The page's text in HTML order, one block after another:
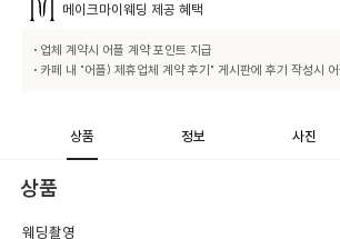
메이크마이웨딩 제공 혜택
• 업체 계약시 어플 계약 포인트 지급
• 카페 내 "어플) 제휴업체 계약 후기" 게시판에 후기 작성시
상품 정보 사진
상품
웨딩촬영